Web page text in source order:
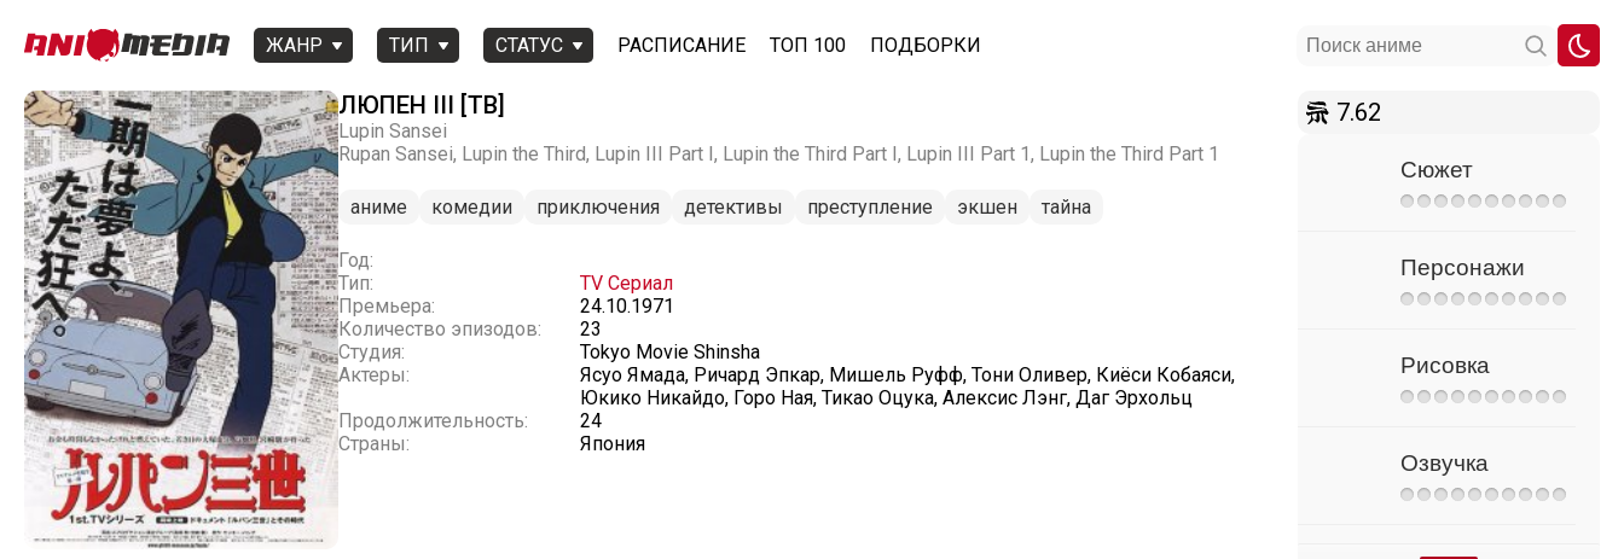
ЖАНР ТИП СТАТУС РАСПИСАНИЕ ТОП 100 ПОДБОРКИ
ЛЮПЕН III [ТВ]
Lupin Sansei
Rupan Sansei, Lupin the Third, Lupin III Part I, Lupin the Third Part I, Lupin III Part 1, Lupin the Third Part 1
аниме комедии приключения детективы преступление экшен тайна
Год:
Тип:
TV Сериал
Премьера:
24.10.1971
Количество эпизодов:
23
Студия:
Tokyo Movie Shinsha
Актеры:
Ясуо Ямада, Ричард Эпкар, Мишель Руфф, Тони Оливер, Киёси Кобаяси,
Юкико Никайдо, Горо Ная, Тикао Оцука, Алексис Лэнг, Даг Эрхольц
Продолжительность:
24
Страны:
Япония
7.62
Сюжет
Персонажи
Рисовка
Озвучка